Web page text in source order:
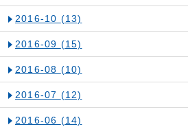
2016-10 (13)
2016-09 (15)
2016-08 (10)
2016-07 (12)
2016-06 (14)